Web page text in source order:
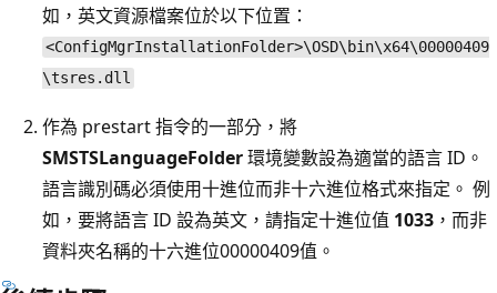
如，英文資源檔案位於以下位置：
<ConfigMgrInstallationFolder>\OSD\bin\x64\00000409
\tsres.dll
作為 prestart 指令的一部分，將
SMSTSLanguageFolder環境變數設為適當的語言 ID。
語言識別碼必須使用十進位而非十六進位格式來指定。 例
如，要將語言 ID 設為英文，請指定十進位值 1033 ，而非
資料夾名稱的十六進位00000409值。